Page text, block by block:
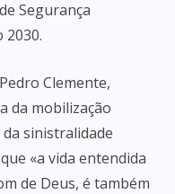
Segurança
2030.
Clemente,
da mobilização
sinistralidade
«a vida entendida
de Deus, é também